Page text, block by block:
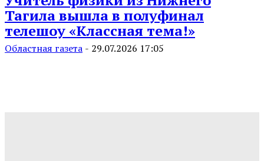
Тагила вышла в полуфинал
телешоу «Классная тема!»
Областная газета - 29.07.2026 17:05